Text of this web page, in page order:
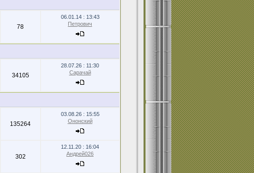
78
06.01.14 : 13:43
Петрович
34105
28.07.26 : 11:30
Сарачай
135264
03.08.26 : 15:55
Ононский
302
12.11.20 : 16:04
Андрей026